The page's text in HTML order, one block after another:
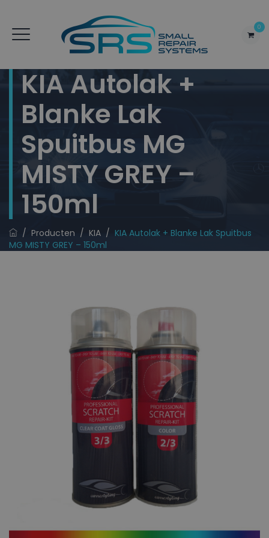
0
KIA Autolak +
Blanke Lak
Spuitbus MG
MISTY GREY –
150ml
/ Producten / KIA / KIA Autolak + Blanke Lak Spuitbus
MG MISTY GREY – 150ml